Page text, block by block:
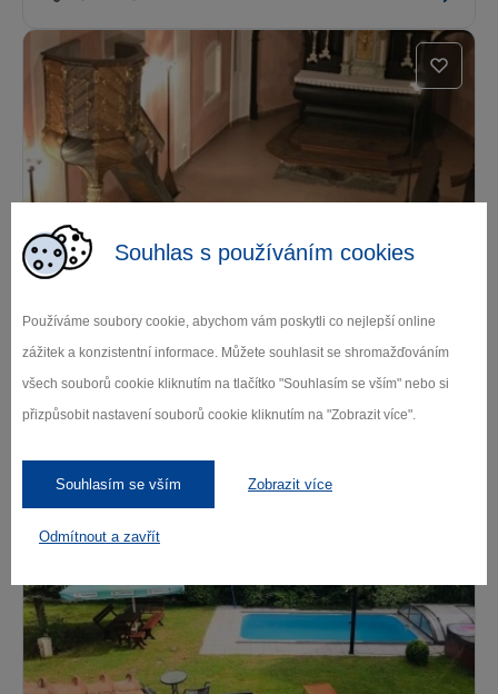
Souhlas s používáním cookies
Používáme soubory cookie, abychom vám poskytli co nejlepší online
zážitek a konzistentní informace. Můžete souhlasit se shromažďováním
všech souborů cookie kliknutím na tlačítko "Souhlasím se vším" nebo si
přizpůsobit nastavení souborů cookie kliknutím na "Zobrazit více".
Souhlasím se vším Zobrazit více
Odmítnout a zavřít
Kostel sv. Víta Pelhřimov
Další památky
Kde se ubytovat